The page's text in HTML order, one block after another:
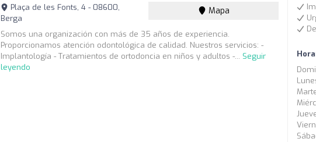
Plaça de les Fonts, 4 - 08600,
Berga
Mapa
Somos una organización con más de 35 años de experiencia.
Proporcionamos atención odontológica de calidad. Nuestros servicios: -
Implantología - Tratamientos de ortodoncia en niños y adultos -... Seguir
leyendo